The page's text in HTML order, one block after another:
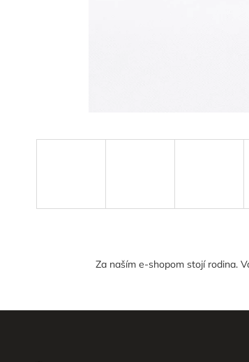
Za naším e-shopom stojí rodina.